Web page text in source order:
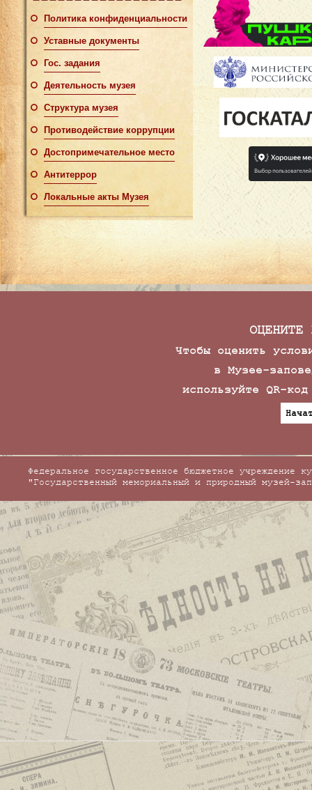
Политика конфиденциальности
Уставные документы
Гос. задания
Деятельность музея
Структура музея
Противодействие коррупции
Достопримечательное место
Антитеррор
Локальные акты Музея
ОЦЕНИТЕ
Чтобы оценить
в Музее-
используйте QR-
Федеральное государственное бюджетное учреждение
"Государственный мемориальный и природный музей-